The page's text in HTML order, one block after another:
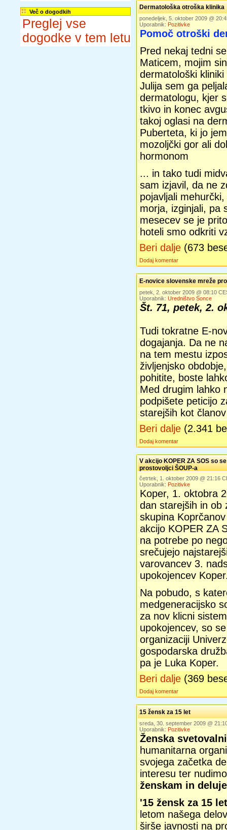
Več o dogodkih
Preglej vse
dogodke v tem letu
Dermatološka otroška klinika
ponedeljek, 5. oktober 2009 @
Uporabnik: Pozitivke
Pomoč otroški
Pred nekaj tedni
Maticem, mojim
dermatološki kliniki
Julija sem ga
dermatologu, kjer
tkivo in konec
takoj oglasi na
Puberteta, ki jo
mozoljčki gor ali
hormonom
... in tako tudi
sam izjavil, da ne
pojavljali
morja, izginjali, pa
mesecev se je
hoteli smo odkriti
Beri dalje (673
Dodaj komentar
E-novice slovenske mreže
petek, 2. oktober 2009 @ 08:10
Uporabnik: Uredništvo Sonce
Št. 71, petek, 2.
Tudi tokratne E-
dogajanja. Da ne
na tem mestu
življenjsko
pohitite, boste
Med drugim lahko
podpišete peticijo
starejših kot
Beri dalje (2.341
Dodaj komentar
V akcijo KOPER ZA SOS so
prostovoljci ŠOUP-a
četrtek, 1. oktober 2009 @ 21:16
Uporabnik: Pozitivke
Koper, 1. oktobra
dan starejših in ob
skupina
akcijo KOPER ZA
na potrebe po
srečujejo
varovancev 3.
upokojencev
Na pobudo, s
medgeneracijsko
za nov klicni
upokojencev, so
organizaciji
gospodarska
pa je Luka Koper.
Beri dalje (369
Dodaj komentar
15 žensk za 15 let
sreda, 30. september 2009 @
Uporabnik: Pozitivke
Ženska
humanitarna
svojega začetka
interesu ter
ženskam in
'15 žensk za 15
letom našega
širše javnosti na